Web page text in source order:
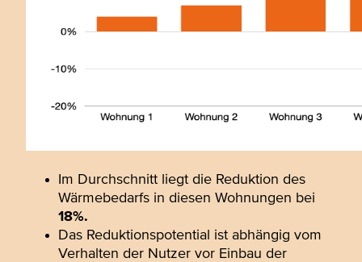
Im Durchschnitt liegt die Reduktion des
Wärmebedarfs in diesen Wohnungen bei
18%.
Das Reduktionspotential ist abhängig vom
Verhalten der Nutzer vor Einbau der